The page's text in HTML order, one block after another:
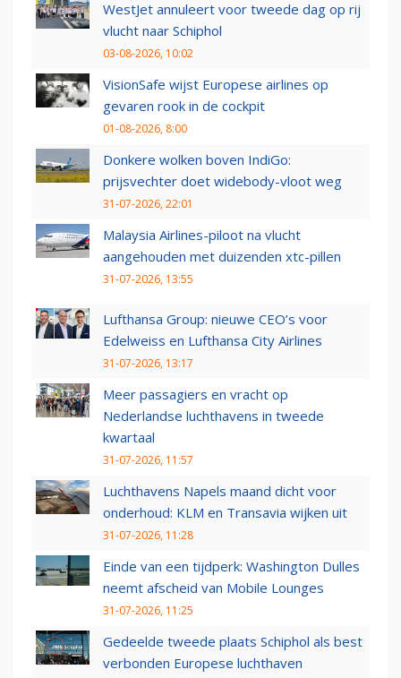
WestJet annuleert voor tweede dag op rij
vlucht naar Schiphol
03-08-2026, 10:02
VisionSafe wijst Europese airlines op
gevaren rook in de cockpit
01-08-2026, 8:00
Donkere wolken boven IndiGo:
prijsvechter doet widebody-vloot weg
31-07-2026, 22:01
Malaysia Airlines-piloot na vlucht
aangehouden met duizenden xtc-pillen
31-07-2026, 13:55
Lufthansa Group: nieuwe CEO’s voor
Edelweiss en Lufthansa City Airlines
31-07-2026, 13:17
Meer passagiers en vracht op
Nederlandse luchthavens in tweede
kwartaal
31-07-2026, 11:57
Luchthavens Napels maand dicht voor
onderhoud: KLM en Transavia wijken uit
31-07-2026, 11:28
Einde van een tijdperk: Washington Dulles
neemt afscheid van Mobile Lounges
31-07-2026, 11:25
Gedeelde tweede plaats Schiphol als best
verbonden Europese luchthaven